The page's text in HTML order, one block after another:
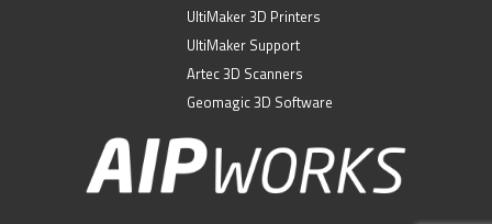
UltiMaker 3D Printers
UltiMaker Support
Artec 3D Scanners
Geomagic 3D Software